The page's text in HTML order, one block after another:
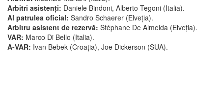
Arbitri asistenți: Daniele Bindoni, Alberto Tegoni (Italia).
Al patrulea oficial: Sandro Schaerer (Elveția).
Arbitru asistent de rezervă: Stéphane De Almeida (Elveția).
VAR: Marco Di Bello (Italia).
A-VAR: Ivan Bebek (Croația), Joe Dickerson (SUA).